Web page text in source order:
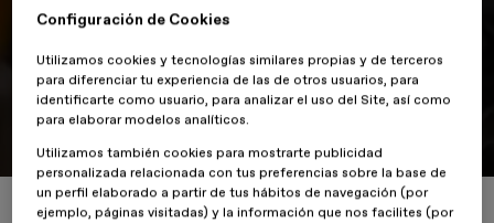
¿Que sucedió en el LAB
ESDESIGN III?
30 de Mayo de 2019
Inicio ESDESIGNERS ¿Que sucedió en el LAB ESDESIGN III?
Configuración de Cookies
Utilizamos cookies y tecnologías similares propias y de terceros
para diferenciar tu experiencia de las de otros usuarios, para
identificarte como usuario, para analizar el uso del Site, así como
para elaborar modelos analíticos.
Utilizamos también cookies para mostrarte publicidad
personalizada relacionada con tus preferencias sobre la base de
un perfil elaborado a partir de tus hábitos de navegación (por
ejemplo, páginas visitadas) y la información que nos facilites (por